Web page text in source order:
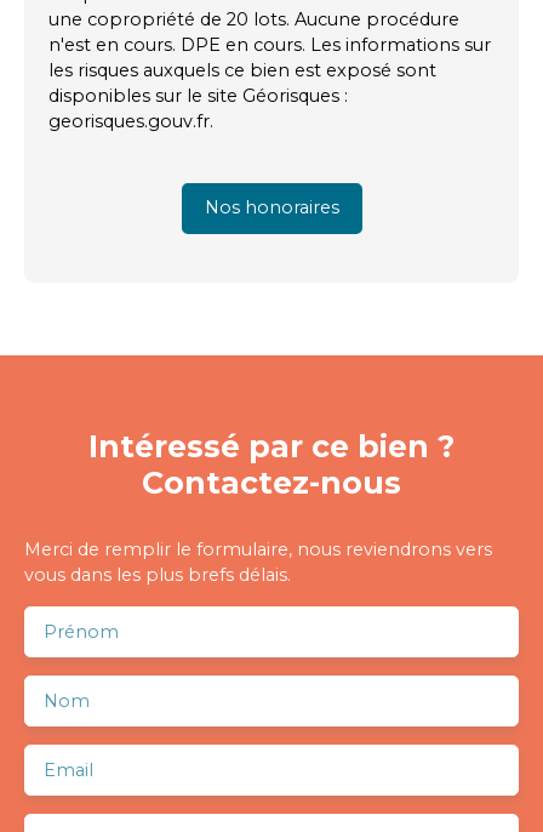
une copropriété de 20 lots. Aucune procédure
n'est en cours. DPE en cours. Les informations sur
les risques auxquels ce bien est exposé sont
disponibles sur le site Géorisques :
georisques.gouv.fr.
Nos honoraires
Intéressé par ce bien ?
Contactez-nous
Merci de remplir le formulaire, nous reviendrons vers
vous dans les plus brefs délais.
Prénom
Nom
Email